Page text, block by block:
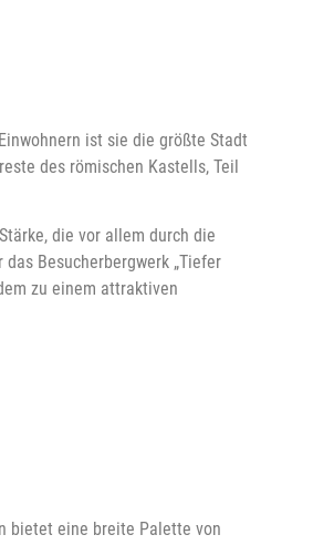
ist sie die größte Stadt
des römischen Kastells, Teil
die vor allem durch die
Besucherbergwerk „Tiefer
zu einem attraktiven
bietet eine breite Palette von